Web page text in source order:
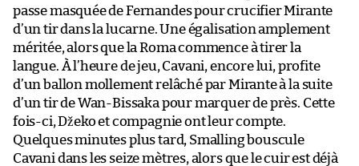
passe masquée de Fernandes pour crucifier Mirante
d’un tir dans la lucarne. Une égalisation amplement
méritée, alors que la Roma commence à tirer la
langue. À l’heure de jeu, Cavani, encore lui, profite
d’un ballon mollement relâché par Mirante à la suite
d’un tir de Wan-Bissaka pour marquer de près. Cette
fois-ci, Džeko et compagnie ont leur compte.
Quelques minutes plus tard, Smalling bouscule
Cavani dans les seize mètres, alors que le cuir est déjà